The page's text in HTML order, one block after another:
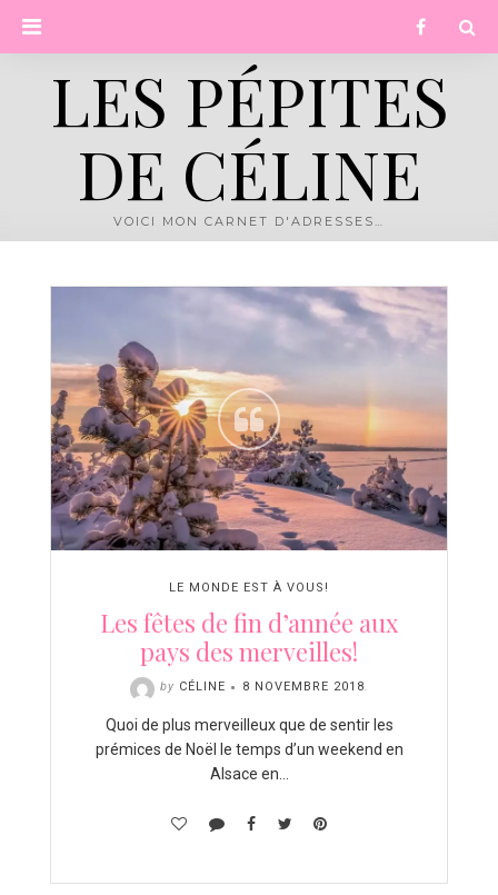
Facebook
LES PÉPITES
DE CÉLINE
VOICI MON CARNET D'ADRESSES…
LE MONDE EST À VOUS!
Les fêtes de fin d’année aux
pays des merveilles!
by CÉLINE 8 NOVEMBRE 2018.
Quoi de plus merveilleux que de sentir les
prémices de Noël le temps d’un weekend en
Alsace en…